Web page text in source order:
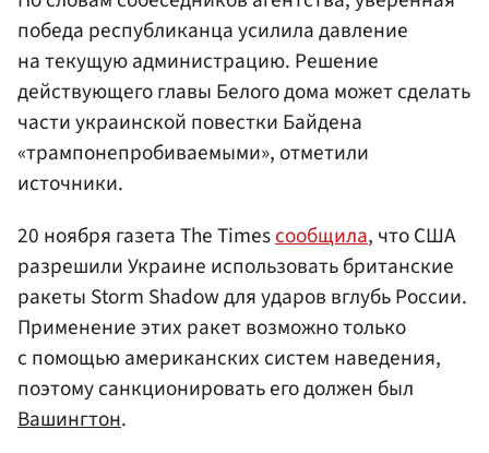
победа республиканца усилила давление
на текущую администрацию. Решение
действующего главы Белого дома может сделать
части украинской повестки Байдена
«трампонепробиваемыми», отметили
источники.
20 ноября газета The Timesсообщила, что США
разрешили Украине использовать британские
ракеты Storm Shadow для ударов вглубь России.
Применение этих ракет возможно только
с помощью американских систем наведения,
поэтому санкционировать его должен был
Вашингтон.